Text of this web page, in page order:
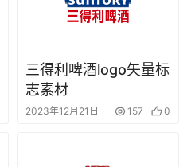
三得利啤酒logo矢量标
志素材
2023年12月21日 157 0